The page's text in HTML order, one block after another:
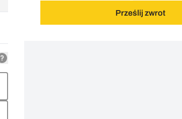
Prześlij zwrot